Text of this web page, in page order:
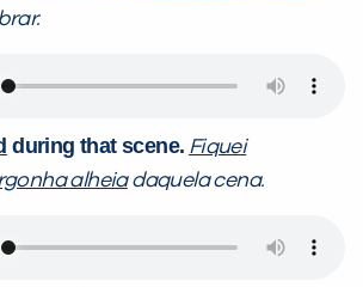
during that scene. Fiquei
alheiadaquela cena.